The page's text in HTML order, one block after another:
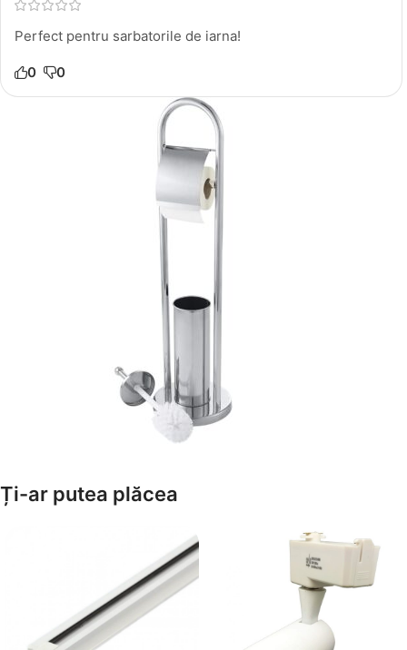
Perfect pentru sarbatorile de iarna!
0 0
Suporți Hârtie Igenică
Ți-ar putea plăcea